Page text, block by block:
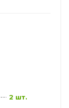
2 шт.